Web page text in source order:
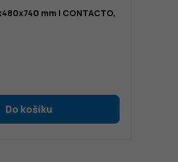
mm | CONTACTO,